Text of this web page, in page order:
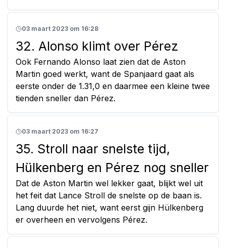
03 maart 2023 om 16:28
32. Alonso klimt over Pérez
Ook Fernando Alonso laat zien dat de Aston
Martin goed werkt, want de Spanjaard gaat als
eerste onder de 1.31,0 en daarmee een kleine twee
tienden sneller dan Pérez.
03 maart 2023 om 16:27
35. Stroll naar snelste tijd,
Hülkenberg en Pérez nog sneller
Dat de Aston Martin wel lekker gaat, blijkt wel uit
het feit dat Lance Stroll de snelste op de baan is.
Lang duurde het niet, want eerst gijn Hülkenberg
er overheen en vervolgens Pérez.